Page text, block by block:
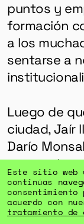
puntos y
formación
a los
sentarse a
Luego de
ciudad, Jaír
Darío
me presta
mandó para
enclaustró
Este sitio
continúas
consentimiento
acuerdo con
tratamiento de